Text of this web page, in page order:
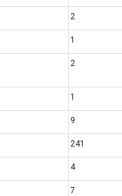
2
1
2
1
9
241
4
7